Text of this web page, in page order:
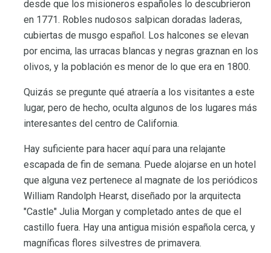
desde que los misioneros españoles lo descubrieron
en 1771. Robles nudosos salpican doradas laderas,
cubiertas de musgo español. Los halcones se elevan
por encima, las urracas blancas y negras graznan en los
olivos, y la población es menor de lo que era en 1800.
Quizás se pregunte qué atraería a los visitantes a este
lugar, pero de hecho, oculta algunos de los lugares más
interesantes del centro de California.
Hay suficiente para hacer aquí para una relajante
escapada de fin de semana. Puede alojarse en un hotel
que alguna vez pertenece al magnate de los periódicos
William Randolph Hearst, diseñado por la arquitecta
"Castle" Julia Morgan y completado antes de que el
castillo fuera. Hay una antigua misión española cerca, y
magníficas flores silvestres de primavera.